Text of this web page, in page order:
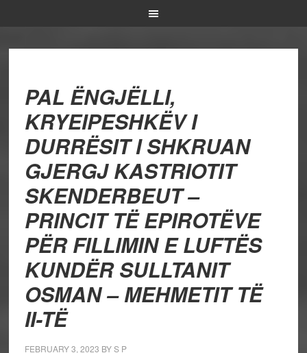
PAL ËNGJËLLI,
KRYEIPESHKËV I
DURRËSIT I SHKRUAN
GJERGJ KASTRIOTIT
SKENDERBEUT –
PRINCIT TË EPIROTËVE
PËR FILLIMIN E LUFTËS
KUNDËR SULLTANIT
OSMAN – MEHMETIT TË
II-TË
FEBRUARY 3, 2023 BYS P